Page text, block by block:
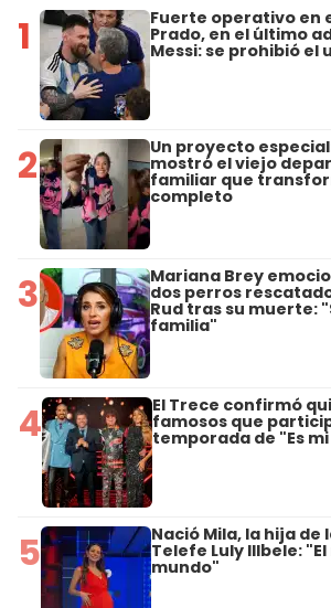
1 Fuerte operativo en
Prado, en el último
Messi: se prohibió el
2 Un proyecto
mostró el viejo
familiar que
completo
3 Mariana Brey
dos perros
Rud tras su muerte:
familia"
4 El Trece confirmó
famosos que
temporada de "Es
5 Nació Mila, la hija de
Telefe Luly Illbele:
mundo"